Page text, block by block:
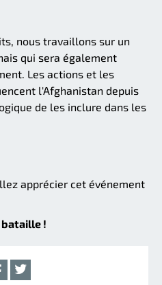
nous travaillons sur un
qui sera également
Les actions et les
l'Afghanistan depuis
de les inclure dans les
apprécier cet événement
bataille !